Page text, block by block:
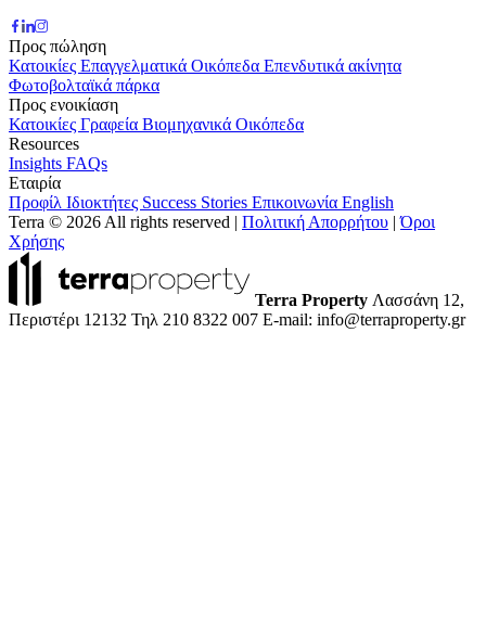
Προς πώληση
Κατοικίες Επαγγελματικά Οικόπεδα Επενδυτικά ακίνητα
Φωτοβολταϊκά πάρκα
Προς ενοικίαση
Κατοικίες Γραφεία Βιομηχανικά Οικόπεδα
Resources
Insights FAQs
Εταιρία
Προφίλ Ιδιοκτήτες Success Stories Επικοινωνία English
Terra © 2026 All rights reserved | Πολιτική Απορρήτου |Όροι
Χρήσης
Terra Property Λασσάνη 12,
Περιστέρι 12132 Τηλ 210 8322 007 E-mail: info@terraproperty.gr